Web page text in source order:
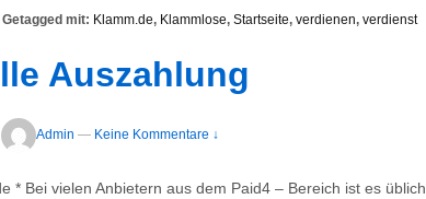
Getagged mit: Klamm.de, Klammlose, Startseite, verdienen, verdienst
Auszahlung
Admin — Keine Kommentare ↓
* Bei vielen Anbietern aus dem Paid4 – Bereich ist es üblich,